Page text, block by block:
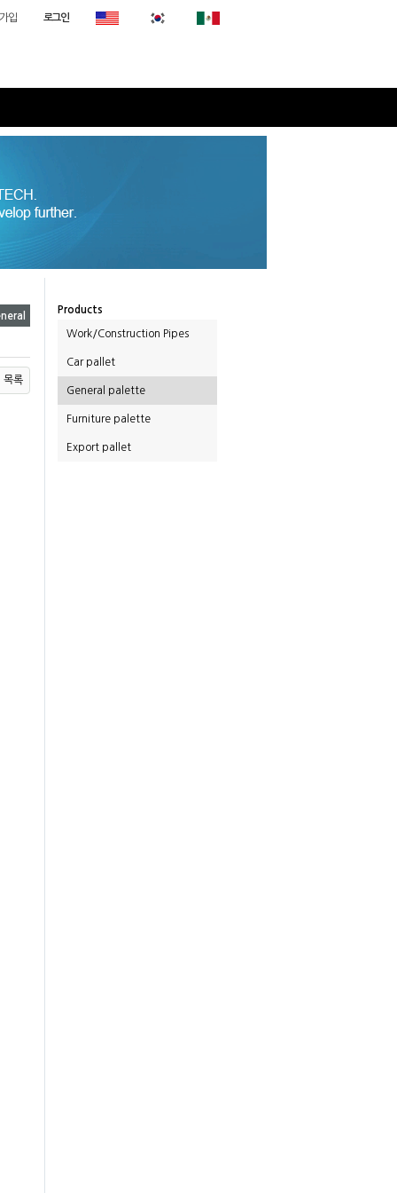
입 로그인
Products
Work/Construction Pipes
Car pallet
General palette
Furniture palette
Export pallet
목록